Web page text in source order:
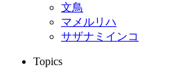
文鳥
マメルリハ
サザナミインコ
Topics